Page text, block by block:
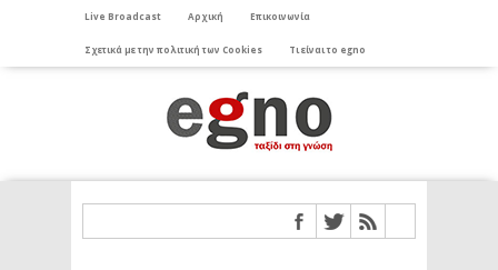
Live Broadcast Αρχική Επικοινωνία
Σχετικά με την πολιτική των Cookies Τι είναι το egno